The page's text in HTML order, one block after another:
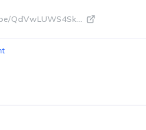
QdVwLUWS4Sk...